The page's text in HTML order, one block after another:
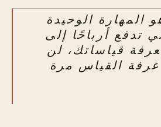
المهارة الوحيدة
تدفع أرباحًا إلى
قياساتك، لن
القياس مرة